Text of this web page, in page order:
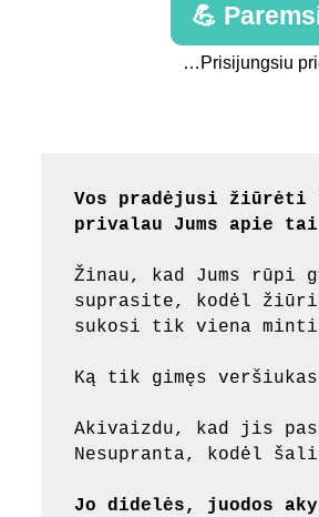
💪
…Prisijungsiu
Vos pradėjusi žiūrėti
privalau Jums apie
Žinau, kad Jums rūpi
suprasite, kodėl
sukosi tik viena
Ką tik gimęs
Akivaizdu, kad jis
Nesupranta, kodėl
Jo didelės, juodos